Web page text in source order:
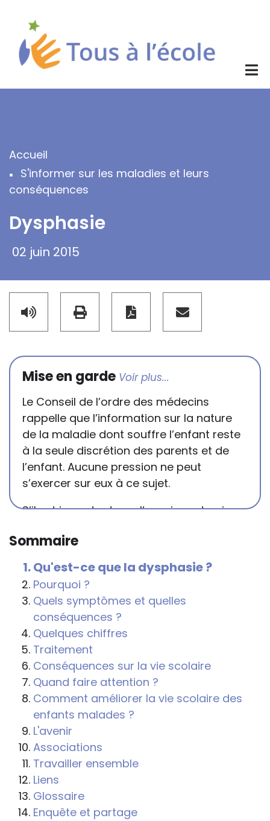
contenu
principal
Fil
d'Ariane
Accueil
S'informer sur les maladies et leurs
conséquences
Dysphasie
02 juin 2015
Mise en garde
Le Conseil de l’ordre des médecins
rappelle que l’information sur la nature
de la maladie dont souffre l’enfant reste
à la seule discrétion des parents et de
l’enfant. Aucune pression ne peut
s’exercer sur eux à ce sujet.
S’il est important que l’enseignant puisse
conséquences de la maladie ou du
handicap sur les apprentissages, cela ne
passe pas forcément pas l’exposé du
diagnostic en tant que tel.
Cette information doit être adaptée par
chacun, dans le respect de l’individu en
particulier, enfant et adulte, et prendre en
compte la variabilité d’une même
maladie ou handicap selon chaque
enfant.
La consultation d’informations sur un site
web n’exonère personne de ses
responsabilités professionnelles, civiles
et pénales. Les personnes qui
s'inspireront des éléments publiés sur le
site « Tous à l'école » dans leur action
Sommaire
Qu'est-ce que la dysphasie ?
Pourquoi ?
Quels symptômes et quelles
conséquences ?
Quelques chiffres
Traitement
Conséquences sur la vie scolaire
Quand faire attention ?
Comment améliorer la vie scolaire des
enfants malades ?
L'avenir
Associations
Travailler ensemble
Liens
Glossaire
Enquête et partage